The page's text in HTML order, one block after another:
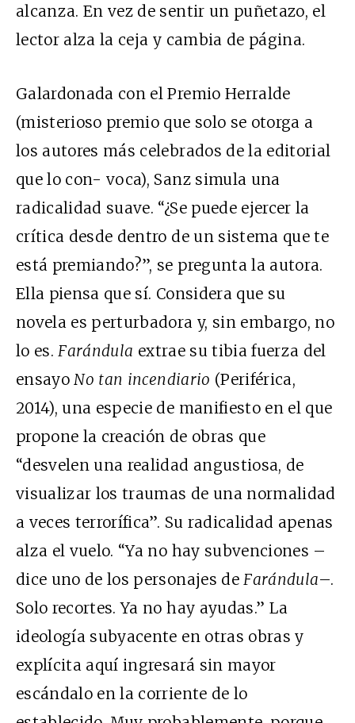
alcanza. En vez de sentir un puñetazo, el
lector alza la ceja y cambia de página.
Galardonada con el Premio Herralde
(misterioso premio que solo se otorga a
los autores más celebrados de la editorial
que lo con- voca), Sanz simula una
radicalidad suave. “¿Se puede ejercer la
crítica desde dentro de un sistema que te
está premiando?”, se pregunta la autora.
Ella piensa que sí. Considera que su
novela es perturbadora y, sin embargo, no
lo es. Farándula extrae su tibia fuerza del
ensayo No tan incendiario (Periférica,
2014), una especie de manifiesto en el que
propone la creación de obras que
“desvelen una realidad angustiosa, de
visualizar los traumas de una normalidad
a veces terrorífica”. Su radicalidad apenas
alza el vuelo. “Ya no hay subvenciones –
dice uno de los personajes de Farándula–.
Solo recortes. Ya no hay ayudas.” La
ideología subyacente en otras obras y
explícita aquí ingresará sin mayor
escándalo en la corriente de lo